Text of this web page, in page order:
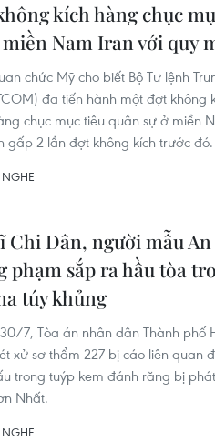
kích hàng chục
miền Nam Iran với quy
chức Mỹ cho biết Bộ Tư lệnh
đã tiến hành một đợt không
chục mục tiêu quân sự ở miền
gấp 2 lần đợt không kích trước đó.
NGHE
Chi Dân, người mẫu An
phạm sắp ra hầu tòa
túy khủng
7, Tòa án nhân dân Thành phố
xử sơ thẩm 227 bị cáo liên quan
trong tuýp kem đánh răng bị
Nhất.
NGHE